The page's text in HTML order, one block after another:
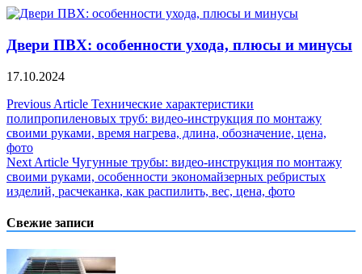
Двери ПВХ: особенности ухода, плюсы и минусы
17.10.2024
Навигация
по
записям
Previous Article Технические характеристики
полипропиленовых труб: видео-инструкция по монтажу
своими руками, время нагрева, длина, обозначение, цена,
фото
Next Article Чугунные трубы: видео-инструкция по монтажу
своими руками, особенности экономайзерных ребристых
изделий, расчеканка, как распилить, вес, цена, фото
Свежие записи